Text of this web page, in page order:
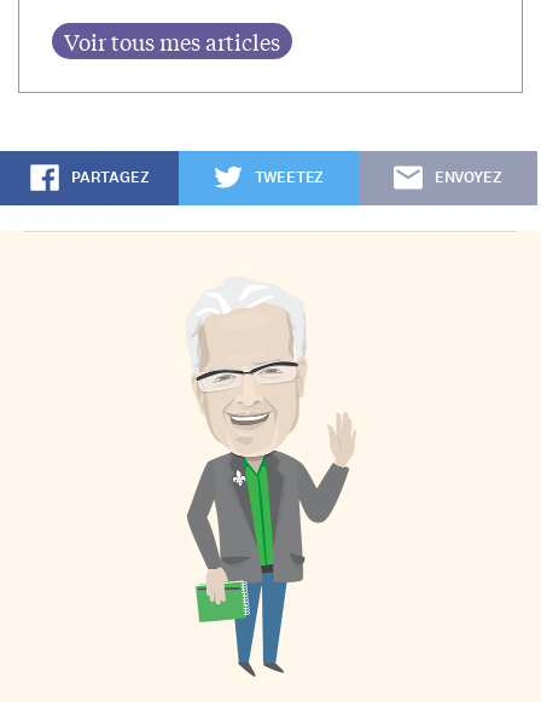
PARTAGEZ TWEETEZ ENVOYEZ